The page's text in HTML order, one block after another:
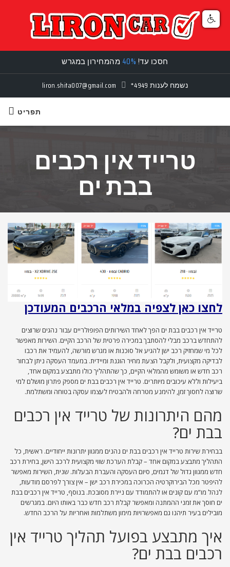
חסכו עד! 40% מהמחירון במגרש
liron.shita007@gmail.com *4949 נשמח לענות
תפריט
טרייד אין רכבים
בבת ים
לחצו כאן לצפיה במלאי הרכבים המעודכן
טרייד אין רכבים בבת ים הפך לאחד השירותים הפופולריים עבור נהגים שרוצים
להתחדש ברכב מבלי להסתבך במכירה פרטית של הרכב הקיים. השירות מאפשר
לכל מי שמחזיק רכב ישן להגיע אל סוכנות או מגרש מורשה, להעמיד את רכבו
לבדיקה מקצועית, ולקבל הצעת מחיר הוגנת ומיידית. במעמד העסקה ניתן לבחור
רכב חדש או משומש מהמלאי הקיים, כך שהתהליך כולו מתבצע במקום אחד,
ביעילות וללא עיכובים מיותרים. טרייד אין רכבים בבת ים מספק פתרון מושלם למי
שרוצה לחסוך זמן, להימנע מטרחה ולהבטיח לעצמו עסקה בטוחה ומשתלמת.
מהם היתרונות של טרייד אין רכבים
בבת ים?
בבחירת שירות טרייד אין רכבים בבת ים נהנים ממגוון יתרונות ייחודיים. ראשית, כל
התהליך מתבצע במקום אחד – קבלת הערכת שווי מקצועית לרכב הישן, בחירת רכב
חדש ממגוון גדול של דגמים, סיום העסקה והעברת הבעלות. שנית, השירות מאפשר
להיפטר מכל הבירוקרטיה הכרוכה במכירת רכב ישן – אין צורך לפרסם מודעות,
לנהל מו”מ עם קונים או להתמודד עם ניירת מסובכת. בנוסף, טרייד אין רכבים בבת
ים חוסך את זמני ההמתנה ומאפשר קבלת רכב חדש כבר באותו היום. במגרשים
מובילים בעיר תיהנו גם מאפשרויות מימון משתלמות ואחריות על הרכב החדש.
איך מתבצע בפועל תהליך טרייד אין
רכבים בבת ים?